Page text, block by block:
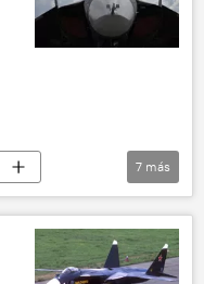
de caza
7 más